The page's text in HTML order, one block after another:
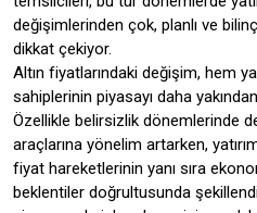
değişimlerinden çok, planlı ve
dikkat çekiyor.
Altın fiyatlarındaki değişim, hem
sahiplerinin piyasayı daha
Özellikle belirsizlik dönemlerinde
araçlarına yönelim artarken,
fiyat hareketlerinin yanı sıra
beklentiler doğrultusunda